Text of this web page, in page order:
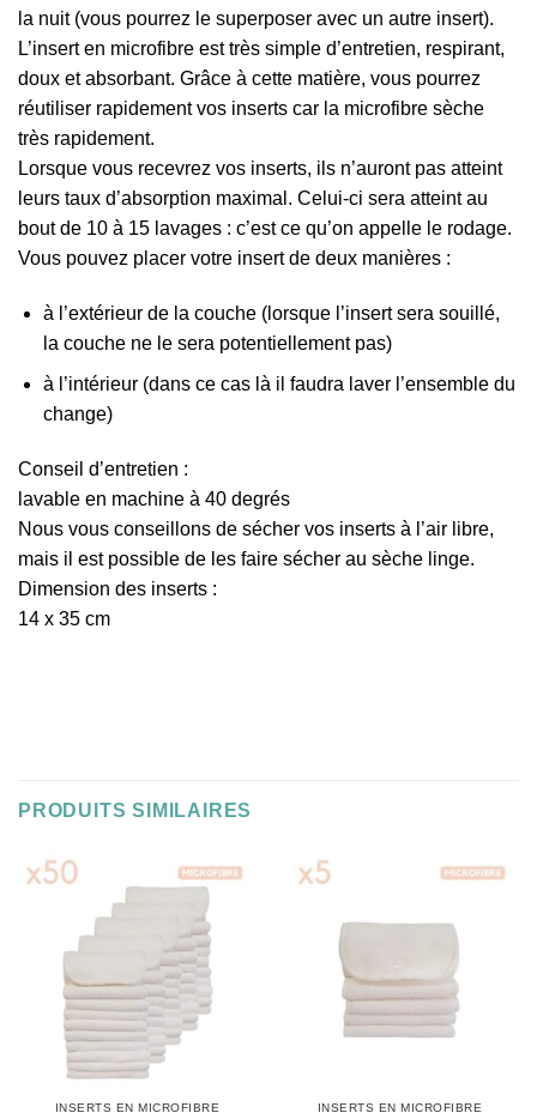
la nuit (vous pourrez le superposer avec un autre insert).
L’insert en microfibre est très simple d’entretien, respirant,
doux et absorbant. Grâce à cette matière, vous pourrez
réutiliser rapidement vos inserts car la microfibre sèche
très rapidement.
Lorsque vous recevrez vos inserts, ils n’auront pas atteint
leurs taux d’absorption maximal. Celui-ci sera atteint au
bout de 10 à 15 lavages : c’est ce qu’on appelle le rodage.
Vous pouvez placer votre insert de deux manières :
à l’extérieur de la couche (lorsque l’insert sera souillé,
la couche ne le sera potentiellement pas)
à l’intérieur (dans ce cas là il faudra laver l’ensemble du
change)
Conseil d’entretien :
lavable en machine à 40 degrés
Nous vous conseillons de sécher vos inserts à l’air libre,
mais il est possible de les faire sécher au sèche linge.
Dimension des inserts :
14 x 35 cm
PRODUITS SIMILAIRES
INSERTS EN MICROFIBRE INSERTS EN MICROFIBRE